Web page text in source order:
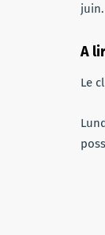
juin.
A
Le